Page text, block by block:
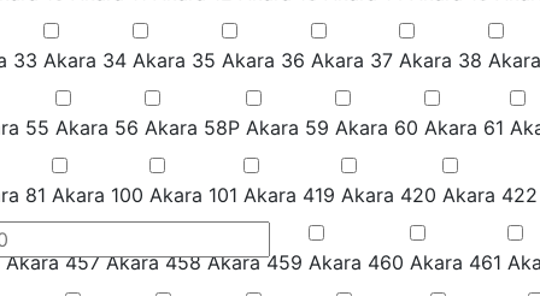
33 Akara 34 Akara 35 Akara 36 Akara 37 Akara 38
55 Akara 56 Akara 58P Akara 59 Akara 60 Akara 61
81 Akara 100 Akara 101 Akara 419 Akara 420 Akara 422
Akara 457 Akara 458 Akara 459 Akara 460 Akara 461